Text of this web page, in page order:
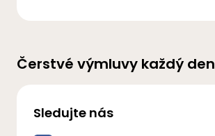
Čerstvé výmluvy každý den
Sledujte nás